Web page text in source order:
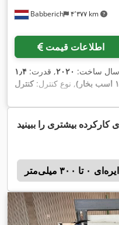
Babberich ۴٬۳۷۷ km
اطلاعات قیمت
ساخت: ۲۰۲۰, قدرت: ۱٫۴
, نوع کنترل:
کارکرده بیشتری را ببینید